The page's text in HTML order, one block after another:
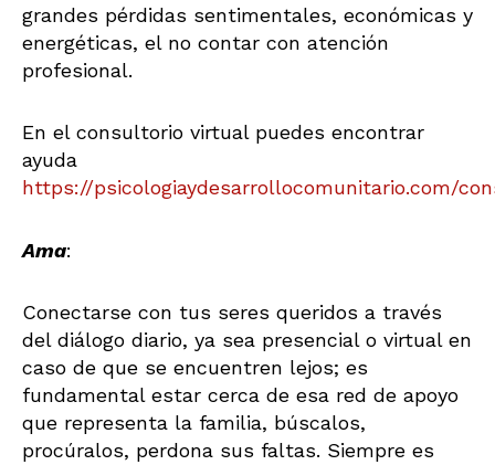
grandes pérdidas sentimentales, económicas y
energéticas, el no contar con atención
profesional.
En el consultorio virtual puedes encontrar
ayuda
https://psicologiaydesarrollocomunitario.com/
Ama:
Conectarse con tus seres queridos a través
del diálogo diario, ya sea presencial o virtual en
caso de que se encuentren lejos; es
fundamental estar cerca de esa red de apoyo
que representa la familia, búscalos,
procúralos, perdona sus faltas. Siempre es